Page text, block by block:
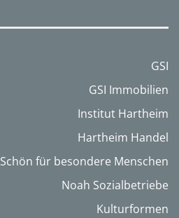
GSI
GSI Immobilien
Institut Hartheim
Hartheim Handel
Schön für besondere Menschen
Noah Sozialbetriebe
Kulturformen